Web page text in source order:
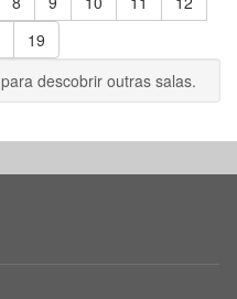
19
para descobrir outras salas.